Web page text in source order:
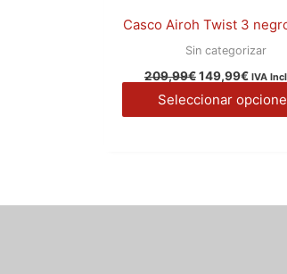
Casco Airoh Twist 3
Sin categorizar
209,99€149,99€ IVA
Seleccionar